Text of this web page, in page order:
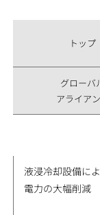
トップ
グローバ
アライア
液浸冷却設備に
電力の大幅削減